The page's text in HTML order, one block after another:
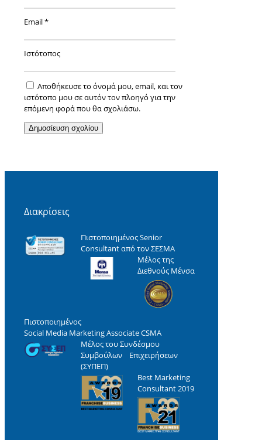
Email*
Ιστότοπος
Αποθήκευσε το όνομά μου, email, και τον
ιστότοπο μου σε αυτόν τον πλοηγό για την
επόμενη φορά που θα σχολιάσω.
Διακρίσεις
Πιστοποιημένος Senior
Consultant από τον ΣΕΣΜΑ
Μέλος της
Διεθνούς Μένσα
Πιστοποιημένος
Social Media Marketing Associate CSMA
Μέλος του Συνδέσμου
Συμβούλων Επιχειρήσεων
(ΣΥΠΕΠ)
Best Marketing
Consultant 2019